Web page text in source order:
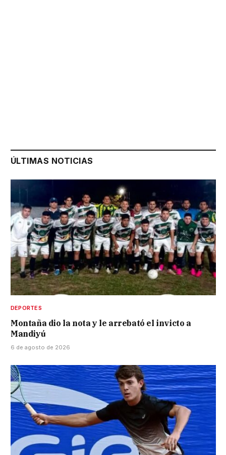
ÚLTIMAS NOTICIAS
DEPORTES
Montaña dio la nota y le arrebató el invicto a
Mandiyú
6 de agosto de 2026